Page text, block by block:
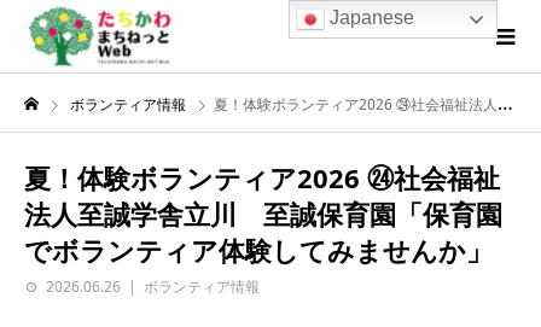
ボランティア情報 夏！体験ボランティア2026 ㉔社会福祉法人至誠学舎立川 至誠保育園「保育園でボランティア体験してみませんか」
夏！体験ボランティア2026 ㉔社会福祉
法人至誠学舎立川 至誠保育園「保育園
でボランティア体験してみませんか」
2026.06.26 ボランティア情報
Japanese